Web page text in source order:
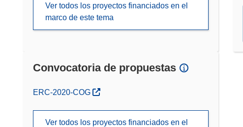
Ver todos los proyectos financiados en el
marco de este tema
Convocatoria de propuestas
(se abrirá en una nueva ventana)
ERC-2020-COG
Ver todos los proyectos financiados en el